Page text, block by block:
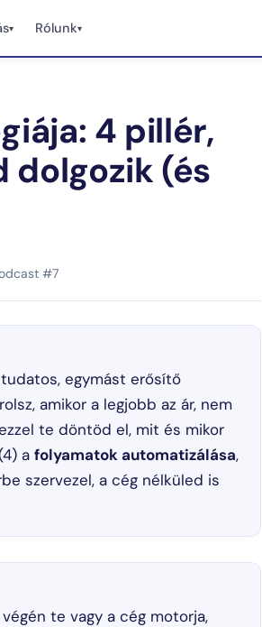
▾ Rólunk▾
4 pillér,
dolgozik (és
#7
egymást erősítő
amikor a legjobb az ár, nem
te döntöd el, mit és mikor
a folyamatok automatizálása,
szervezel, a cég nélküled is
te vagy a cég motorja,